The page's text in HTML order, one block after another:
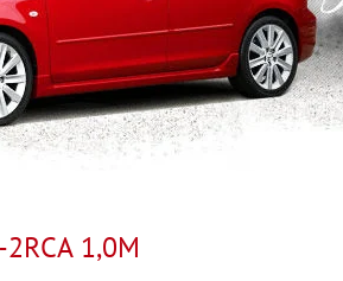
1,0М